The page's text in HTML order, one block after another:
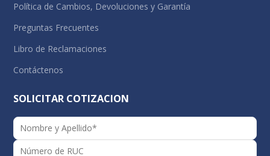
Política de Cambios, Devoluciones y Garantía
Preguntas Frecuentes
Libro de Reclamaciones
Contáctenos
SOLICITAR COTIZACION